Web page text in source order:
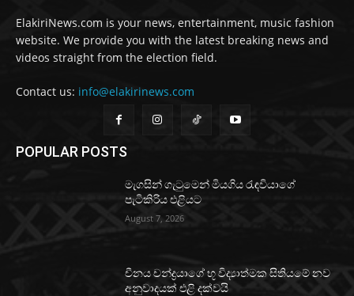
ElakiriNews.com is your news, entertainment, music fashion
website. We provide you with the latest breaking news and
videos straight from the election field.
Contact us: info@elakirinews.com
POPULAR POSTS
මැගසින් ගැටුමෙන් මියගිය රැඳවියාගේ
පැටිකිරිය එළියට
August 7, 2026
චීනය චන්ද්‍රයාගේ භූ විද්‍යාත්මක සිතියමේ නව
අනුවාදයක් එළි දක්වයි